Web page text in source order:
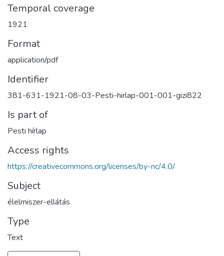
Temporal coverage
1921
Format
application/pdf
Identifier
381-631-1921-08-03-Pesti-hirlap-001-001-gizi822
Is part of
Pesti hírlap
Access rights
https://creativecommons.org/licenses/by-nc/4.0/
Subject
élelmiszer-ellátás
Type
Text